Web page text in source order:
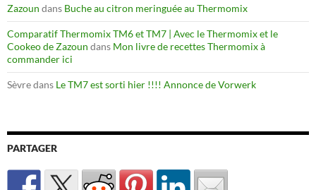
Zazoun dans Buche au citron meringuée au Thermomix
Comparatif Thermomix TM6 et TM7 | Avec le Thermomix et le
Cookeo de Zazoun dans Mon livre de recettes Thermomix à
commander ici
Sèvredans Le TM7 est sorti hier !!!! Annonce de Vorwerk
PARTAGER